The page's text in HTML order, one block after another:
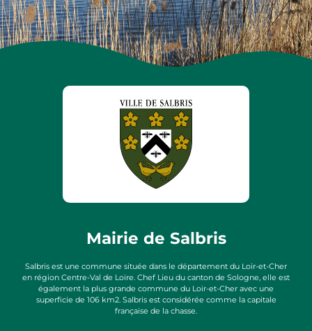
Mairie de Salbris
Salbris est une commune située dans le département du Loir-et-Cher
en région Centre-Val de Loire. Chef Lieu du canton de Sologne, elle est
également la plus grande commune du Loir-et-Cher avec une
superficie de 106 km2. Salbris est considérée comme la capitale
française de la chasse.